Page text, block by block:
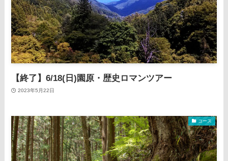
【終了】6/18(日)園原・歴史ロマンツアー
2023年5月22日
コース